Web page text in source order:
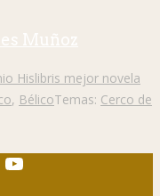
Muñoz
Hislibris mejor novela
, BélicoTemas: Cerco de
YouTube